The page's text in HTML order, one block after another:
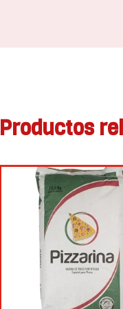
Productos